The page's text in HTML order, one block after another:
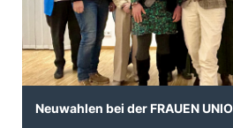
Neuwahlen bei der FRAUEN